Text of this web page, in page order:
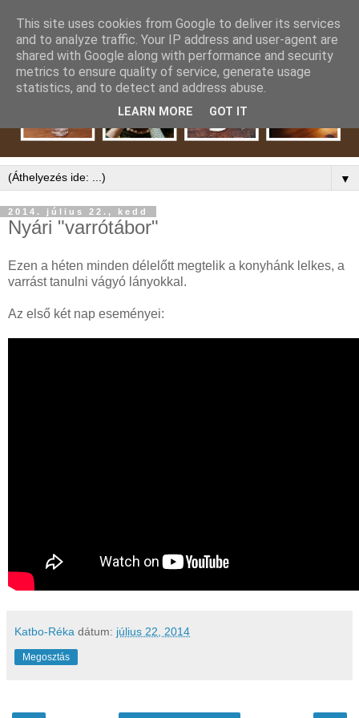
▼
2014. július 22., kedd
Nyári "varrótábor"
Ezen a héten minden délelőtt megtelik a konyhánk lelkes, a
varrást tanulni vágyó lányokkal.
Az első két nap eseményei:
Katbo-Réka dátum: július 22, 2014
Megosztás
This site uses cookies from Google to deliver its services
and to analyze traffic. Your IP address and user-agent are
shared with Google along with performance and security
metrics to ensure quality of service, generate usage
statistics, and to detect and address abuse.
LEARN MORE GOT IT